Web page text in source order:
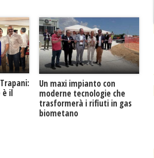
è il
Un maxi impianto con
moderne tecnologie che
trasformerà i rifiuti in gas
biometano